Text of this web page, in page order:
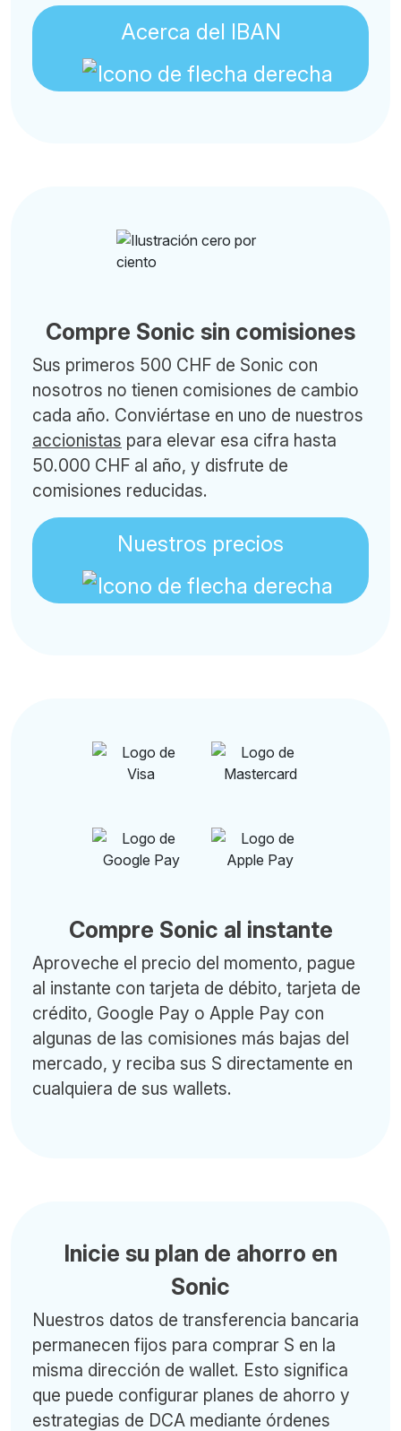
Acerca del IBAN
Compre Sonic sin comisiones
Sus primeros 500 CHF de Sonic con
nosotros no tienen comisiones de cambio
cada año. Conviértase en uno de nuestros
accionistas para elevar esa cifra hasta
50.000 CHF al año, y disfrute de
comisiones reducidas.
Nuestros precios
Compre Sonic al instante
Aproveche el precio del momento, pague
al instante con tarjeta de débito, tarjeta de
crédito, Google Pay o Apple Pay con
algunas de las comisiones más bajas del
mercado, y reciba sus S directamente en
cualquiera de sus wallets.
Inicie su plan de ahorro en
Sonic
Nuestros datos de transferencia bancaria
permanecen fijos para comprar S en la
misma dirección de wallet. Esto significa
que puede configurar planes de ahorro y
estrategias de DCA mediante órdenes